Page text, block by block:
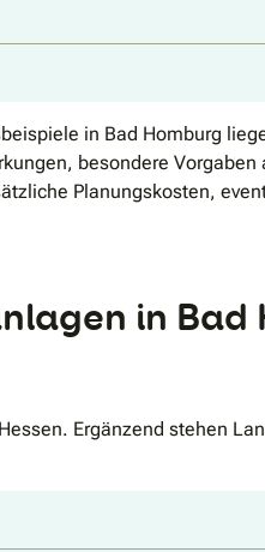
in Bad Homburg
besondere Vorgaben
Planungskosten,
in Bad
Ergänzend stehen